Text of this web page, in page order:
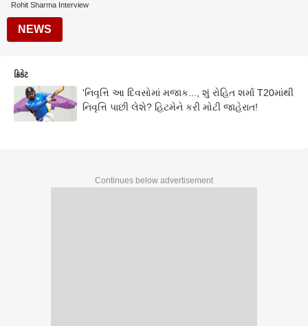
Rohit Sharma Interview
NEWS
ક્રિકેટ
'નિવૃત્તિ આ દિવસોમાં મજાક..., શું રોહિત શર્મા T20માંથી
નિવૃત્તિ પાછી લેશે? હિટમેને કરી મોટી જાહેરાત!
Continues below advertisement